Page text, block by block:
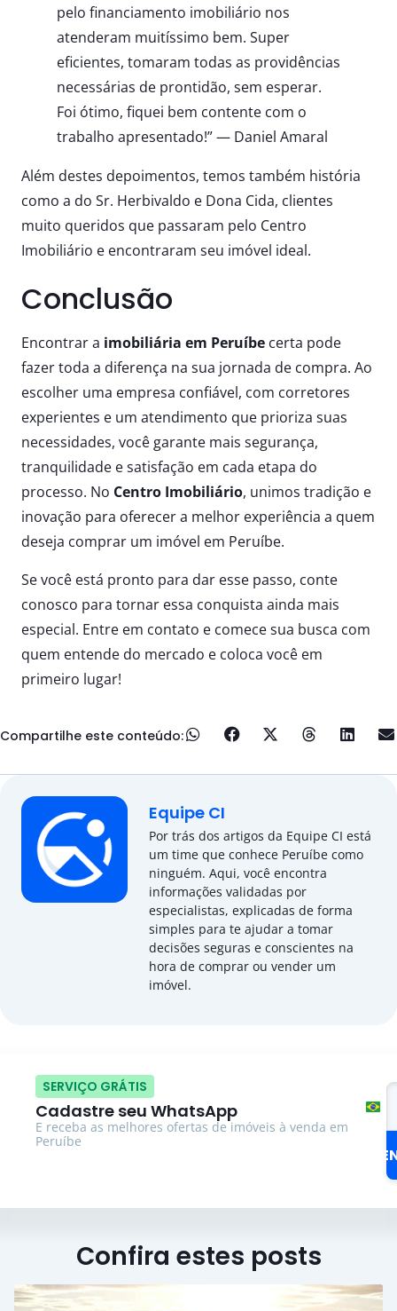
pelo financiamento imobiliário nos
atenderam muitíssimo bem. Super
eficientes, tomaram todas as providências
necessárias de prontidão, sem esperar.
Foi ótimo, fiquei bem contente com o
trabalho apresentado!” — Daniel Amaral
Além destes depoimentos, temos também história
como a do Sr. Herbivaldo e Dona Cida, clientes
muito queridos que passaram pelo Centro
Imobiliário e encontraram seu imóvel ideal.
Conclusão
Encontrar a imobiliária em Peruíbe certa pode
fazer toda a diferença na sua jornada de compra. Ao
escolher uma empresa confiável, com corretores
experientes e um atendimento que prioriza suas
necessidades, você garante mais segurança,
tranquilidade e satisfação em cada etapa do
processo. No Centro Imobiliário, unimos tradição e
inovação para oferecer a melhor experiência a quem
deseja comprar um imóvel em Peruíbe.
Se você está pronto para dar esse passo, conte
conosco para tornar essa conquista ainda mais
especial. Entre em contato e comece sua busca com
quem entende do mercado e coloca você em
primeiro lugar!
Compartilhe este conteúdo:
Equipe CI
Por trás dos artigos da Equipe CI está
um time que conhece Peruíbe como
ninguém. Aqui, você encontra
informações validadas por
especialistas, explicadas de forma
simples para te ajudar a tomar
decisões seguras e conscientes na
hora de comprar ou vender um
imóvel.
SERVIÇO GRÁTIS
Cadastre seu WhatsApp
E receba as melhores ofertas de imóveis à venda em
Peruíbe
Confira estes posts